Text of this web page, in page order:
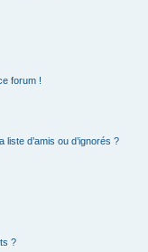
forum !
d’amis ou d’ignorés ?
?